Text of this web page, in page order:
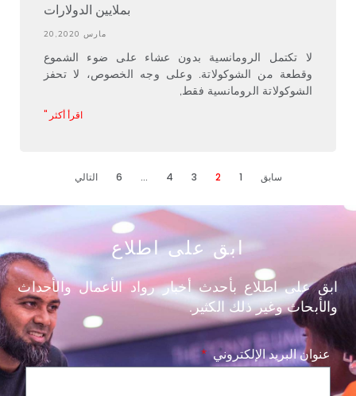
بملايين الدولارات
مارس 20,2020
لا تكتمل الرومانسية بدون عشاء على ضوء الشموع
وقطعة من الشوكولاتة. وعلى وجه الخصوص، لا تحفز
الشوكولاتة الرومانسية فقط,
اقرأ أكثر "
سابق 1
2
3
4
…
6 التالي
ابق على اطلاع
ابق على اطلاع بأحدث أخبار رواد الأعمال والأحداث
والأبحاث وغير ذلك الكثير.
عنوان البريد الإلكتروني